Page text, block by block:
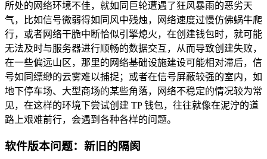
所处的网络环境不佳，就如同巨轮遭遇了狂风暴雨的恶劣天
气，比如信号微弱得如同风中残烛，网络速度过慢仿佛蜗牛爬
行，或者网络干脆中断恰似引擎熄火，在创建钱包时，就可能
无法及时与服务器进行顺畅的数据交互，从而导致创建失败，
在一些偏远山区，那里的网络基础设施建设可能相对滞后，信
号如同缥缈的云雾难以捕捉；或者在信号屏蔽较强的室内，如
地下停车场、大型商场的某些角落，网络不稳定的情况较为常
见，在这样的环境下尝试创建 TP 钱包，往往就像在泥泞的道
路上艰难前行，会遇到各种各样的问题。
软件版本问题：新旧的隔阂